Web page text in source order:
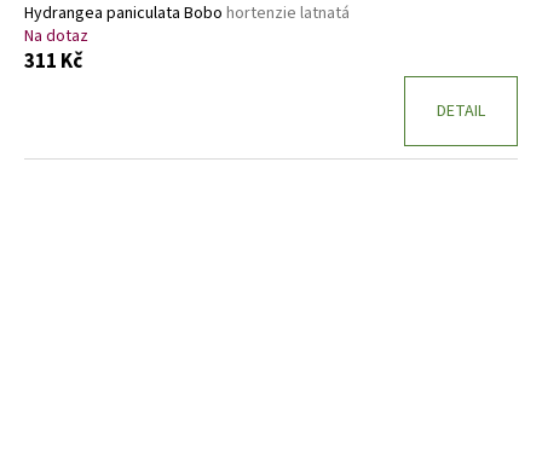
Hydrangea paniculata Bobo hortenzie latnatá
Na dotaz
311 Kč
DETAIL